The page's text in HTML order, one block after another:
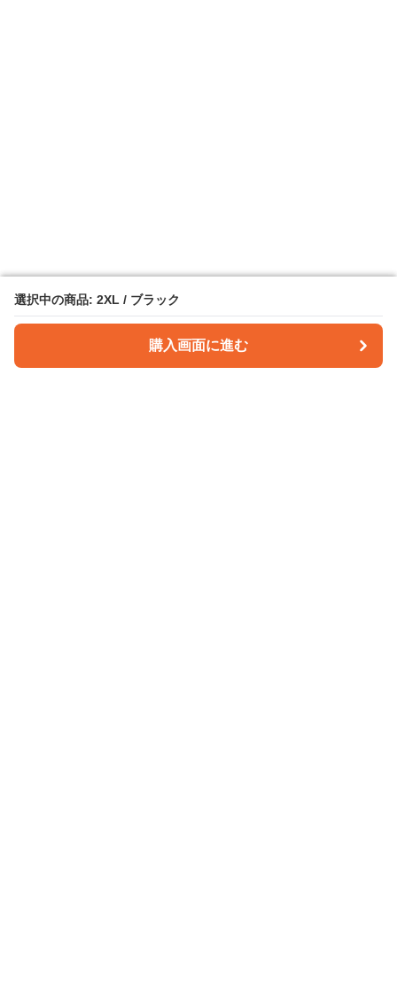
選択中の商品: 2XL / ブラック
購入画面に進む
選択中の商品: 2XL / ブラック
購入画面に進む